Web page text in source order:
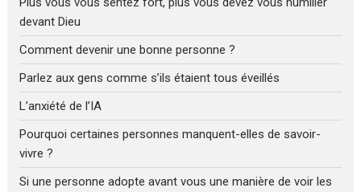
devant Dieu
Comment devenir une bonne personne ?
Parlez aux gens comme s’ils étaient tous éveillés
L’anxiété de l’IA
Pourquoi certaines personnes manquent-elles de savoir-
vivre ?
Si une personne adopte avant vous une manière de voir les